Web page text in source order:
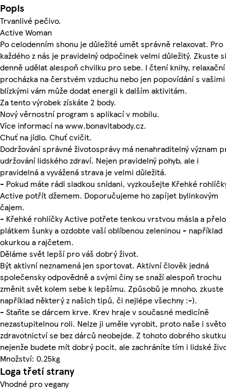
Popis
Trvanlivé pečivo.
Active Woman
Po celodenním shonu je důležité umět správně relaxovat. Pro
každého z nás je pravidelný odpočinek velmi důležitý. Zkuste si
denně udělat alespoň chvilku pro sebe. I čtení knihy, relaxační
procházka na čerstvém vzduchu nebo jen popovídání s vašimi
blízkými vám může dodat energii k dalším aktivitám.
Za tento výrobek získáte 2 body.
Nový věrnostní program s aplikací v mobilu.
Více informací na www.bonavitabody.cz.
Chuť na jídlo. Chuť cvičit.
Dodržování správné životosprávy má nenahraditelný význam
udržování lidského zdraví. Nejen pravidelný pohyb, ale i
pravidelná a vyvážená strava je velmi důležitá.
- Pokud máte rádi sladkou snídani, vyzkoušejte Křehké
Active potřít džemem. Doporučujeme ho zapíjet bylinkovým
čajem.
- Křehké rohlíčky Active potřete tenkou vrstvou másla a
plátkem šunky a ozdobte vaší oblíbenou zeleninou - například
okurkou a rajčetem.
Děláme svět lepší pro váš dobrý život.
Být aktivní neznamená jen sportovat. Aktivní člověk jedná
společensky odpovědně a svými činy se snaží alespoň trochu
změnit svět kolem sebe k lepšímu. Způsobů je mnoho, zkuste
například některý z našich tipů, či nejlépe všechny :-).
- Staňte se dárcem krve. Krev hraje v současné medicíně
nezastupitelnou roli. Nelze ji uměle vyrobit, proto naše i
zdravotnictví se bez dárců neobejde. Z tohoto dobrého skutku
nejenže budete mít dobrý pocit, ale zachráníte tím i lidské
Množství: 0.25kg
Loga třetí strany
Vhodné pro vegany